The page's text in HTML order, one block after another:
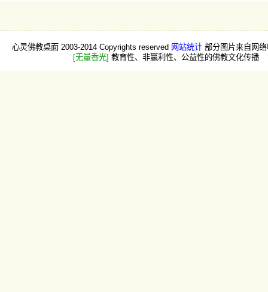
心灵佛教桌面 2003-2014 Copyrights reserved 网站统计 部分图片来自网
[无量香光] 教育性、非赢利性、公益性的佛教文化传